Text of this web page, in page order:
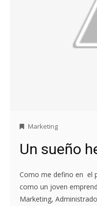
Marketing
Un sueño
Como me defino en el
como un joven
Marketing,